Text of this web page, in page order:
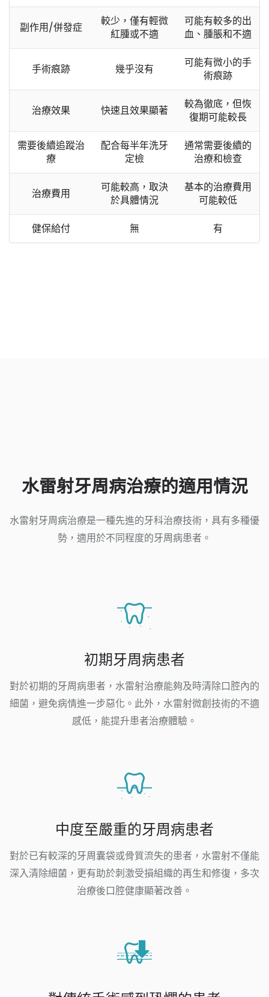
副作用/併發症
較少，僅有輕微
紅腫或不適
可能有較多的出
血、腫脹和不適
手術痕跡 幾乎沒有
可能有微小的手
術痕跡
治療效果 快速且效果顯著
較為徹底，但恢
復期可能較長
需要後續追蹤治
療
配合每半年洗牙
定檢
通常需要後續的
治療和檢查
治療費用
可能較高，取決
於具體情況
基本的治療費用
可能較低
健保給付 無 有
水雷射牙周病治療的適用情況
水雷射牙周病治療是一種先進的牙科治療技術，具有多種優
勢，適用於不同程度的牙周病患者。
初期牙周病患者
對於初期的牙周病患者，水雷射治療能夠及時清除口腔內的
細菌，避免病情進一步惡化。此外，水雷射微創技術的不適
感低，能提升患者治療體驗。
中度至嚴重的牙周病患者
對於已有較深的牙周囊袋或骨質流失的患者，水雷射不僅能
深入清除細菌，更有助於刺激受損組織的再生和修復，多次
治療後口腔健康顯著改善。